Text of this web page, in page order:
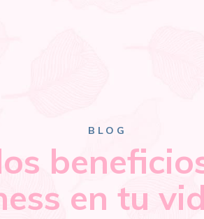
BLOG
en tu